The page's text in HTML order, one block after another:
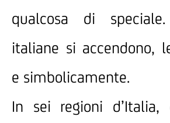
qualcosa di
italiane si accendono,
e simbolicamente.
In sei regioni d’Italia,